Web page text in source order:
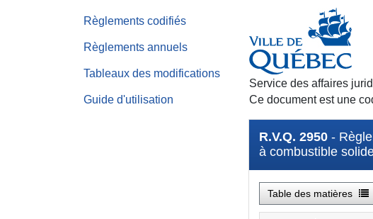
Règlements codifiés
Règlements annuels
Tableaux des modifications
Guide d'utilisation
Service des affaires
Ce document est une
R.V.Q. 2950 -
à combustible
Table des matières